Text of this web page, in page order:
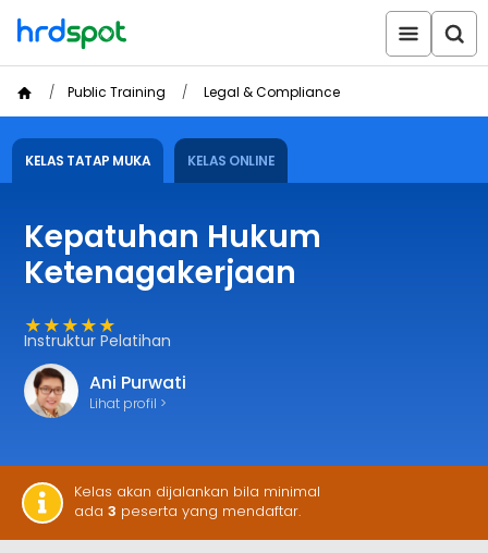
Public Training Legal & Compliance
KELAS TATAP MUKA KELAS ONLINE
Kepatuhan Hukum
Ketenagakerjaan
★★★★★
Instruktur Pelatihan
Ani Purwati
Lihat profil >
Kelas akan dijalankan bila minimal
ada 3 peserta yang mendaftar.